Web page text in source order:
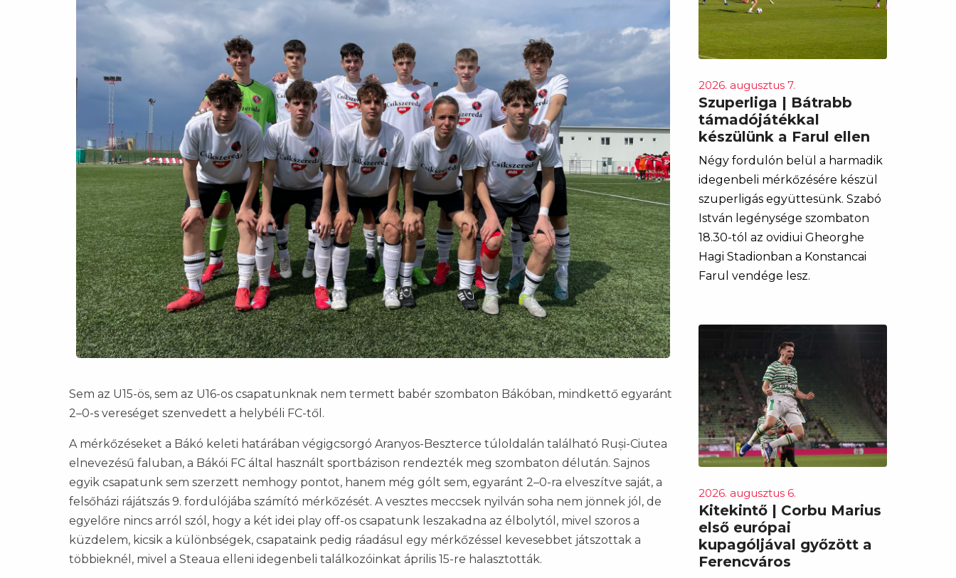
Sem az U15-ös, sem az U16-os csapatunknak nem termett babér szombaton Bákóban, mindkettő egyaránt
2–0-s vereséget szenvedett a helybéli FC-től.
A mérkőzéseket a Bákó keleti határában végigcsorgó Aranyos-Beszterce túloldalán található Ruși-Ciutea
elnevezésű faluban, a Bákói FC által használt sportbázison rendezték meg szombaton délután. Sajnos
egyik csapatunk sem szerzett nemhogy pontot, hanem még gólt sem, egyaránt 2–0-ra elveszítve saját, a
felsőházi rájátszás 9. fordulójába számító mérkőzését. A vesztes meccsek nyilván soha nem jönnek jól, de
egyelőre nincs arról szól, hogy a két idei play off-os csapatunk leszakadna az élbolytól, mivel szoros a
küzdelem, kicsik a különbségek, csapataink pedig ráadásul egy mérkőzéssel kevesebbet játszottak a
többieknél, mivel a Steaua elleni idegenbeli találkozóinkat április 15-re halasztották.
2026. augusztus 7.
Szuperliga | Bátrabb
támadójátékkal
készülünk a Farul ellen
Négy fordulón belül a harmadik
idegenbeli mérkőzésére készül
szuperligás együttesünk. Szabó
István legénysége szombaton
18.30-tól az ovidiui Gheorghe
Hagi Stadionban a Konstancai
Farul vendége lesz.
2026. augusztus 6.
Kitekintő | Corbu Marius
első európai
kupagóljával győzött a
Ferencváros